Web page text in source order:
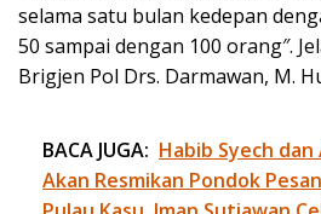
selama satu bulan kedepan
50 sampai dengan 100 orang″.
Brigjen Pol Drs. Darmawan, M.
BACA JUGA: Habib Syech
Akan Resmikan Pondok